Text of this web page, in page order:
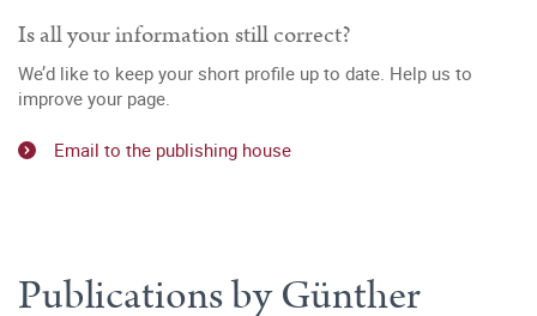
Is all your information still correct?
We’d like to keep your short profile up to date. Help us to
improve your page.
Email to the publishing house
Publications by Günther